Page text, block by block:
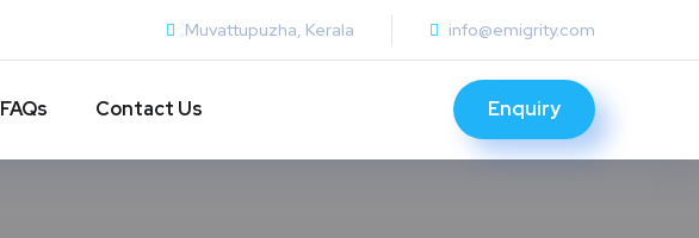
Muvattupuzha, Kerala info@emigrity.com
FAQs Contact Us Enquiry